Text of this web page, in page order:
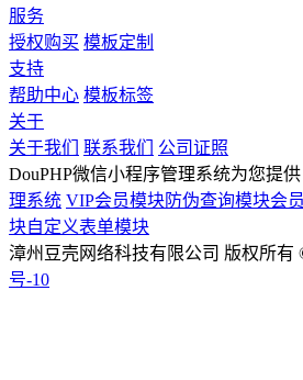
服务
授权购买 模板定制
支持
帮助中心 模板标签
关于
关于我们
联系我们
公司证照
DouPHP微信小程序管理系统为您提供
理系统 VIP会员模块防伪查询模块会
块自定义表单模块
漳州豆壳网络科技有限公司 版权所有
号-10